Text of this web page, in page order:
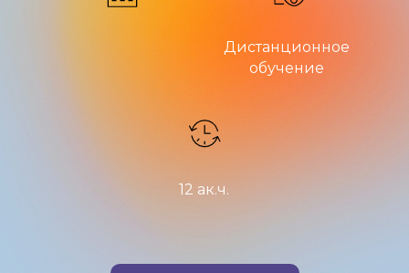
Дистанционное
обучение
12 ак.ч.